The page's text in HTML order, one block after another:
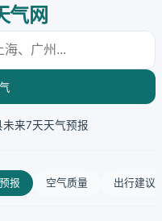
气网
未来7天天气预报
报 空气质量 出行建议